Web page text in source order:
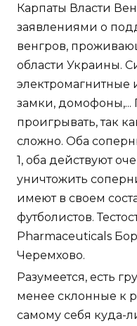
Карпаты Власти
заявлениями о
венгров,
области Украины.
электромагнитные
замки, домофоны,...
проигрывать, так
сложно. Оба
1, оба действуют
уничтожить
имеют в своем
футболистов.
Pharmaceuticals
Черемхово.
Разумеется, есть
менее склонные к
самому себя куда-